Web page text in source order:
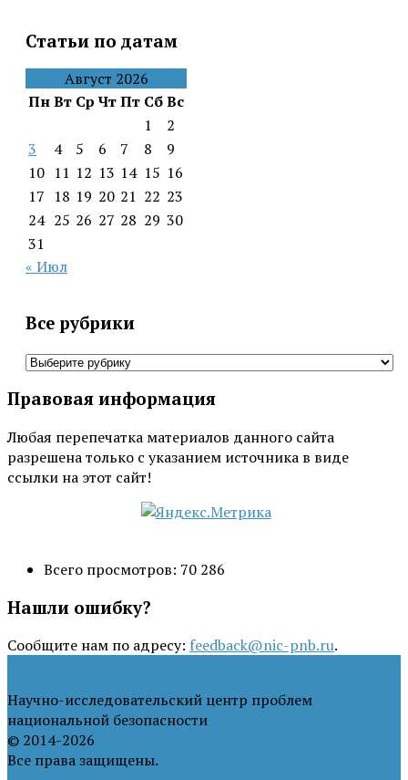
Статьи по датам
Август 2026
ПнВт Ср ЧтПт СбВс
1
2
3
4 5 6 7 8
9
10 11 12 13 14 15 16
17 18 19 20 21 22 23
24 25 26 27 28 29 30
31
« Июл
Все рубрики
Все
Правовая информация
Любая перепечатка материалов данного сайта
разрешена только с указанием источника в виде
ссылки на этот сайт!
Всего просмотров: 70 286
Нашли ошибку?
Сообщите нам по адресу: feedback@nic-pnb.ru.
Научно-исследовательский центр проблем
национальной безопасности
© 2014-2026
Все права защищены.